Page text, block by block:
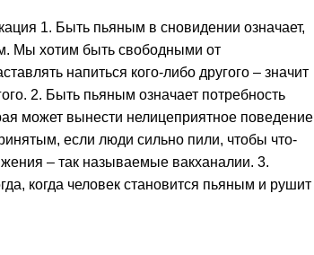
1. Быть пьяным в сновидении означает,
Мы хотим быть свободными от
напиться кого-либо другого – значит
2. Быть пьяным означает потребность
может вынести нелицеприятное
если люди сильно пили, чтобы что-
– так называемые вакханалии. 3.
когда человек становится пьяным и рушит